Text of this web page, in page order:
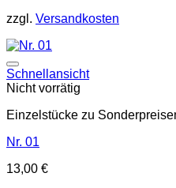
zzgl. Versandkosten
Schnellansicht
Nicht vorrätig
Einzelstücke zu
Nr. 01
13,00 €